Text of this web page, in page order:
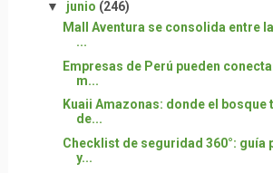
▼ junio (246)
Mall Aventura se consolida entre
...
Empresas de Perú pueden
m...
Kuaii Amazonas: donde el bosque
de...
Checklist de seguridad 360°: guía
y...